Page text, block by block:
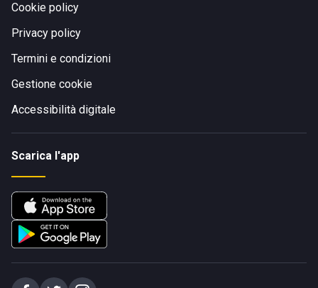
Cookie policy
Privacy policy
Termini e condizioni
Gestione cookie
Accessibilità digitale
Scarica l'app